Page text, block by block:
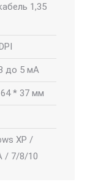
1,35
до 5 мА
* 37 мм
XP /
/ 7/8/10